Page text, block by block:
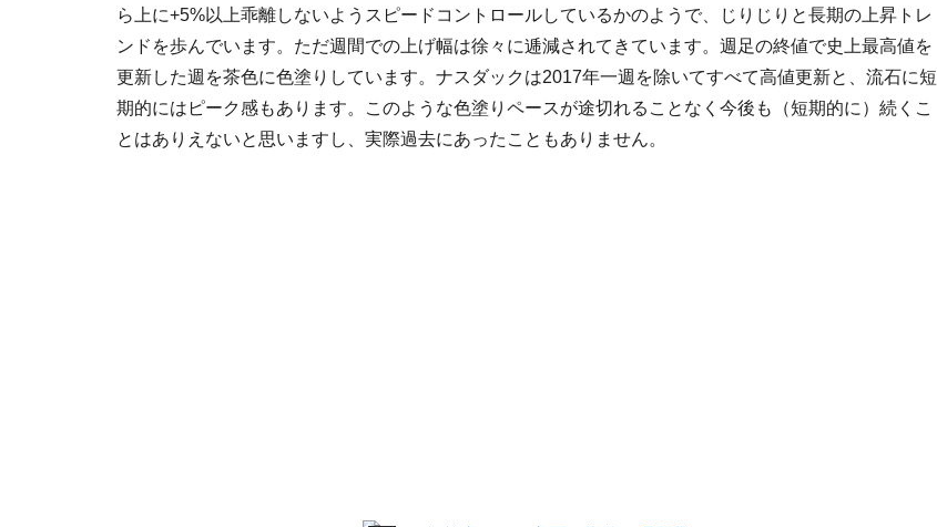
ら上に+5%以上乖離しないようスピードコントロールしているかのようで、じりじりと長期の上昇トレ
ンドを歩んでいます。ただ週間での上げ幅は徐々に逓減されてきています。週足の終値で史上最高値を
更新した週を茶色に色塗りしています。ナスダックは2017年一週を除いてすべて高値更新と、流石に短
期的にはピーク感もあります。このような色塗りペースが途切れることなく今後も（短期的に）続くこ
とはありえないと思いますし、実際過去にあったこともありません。